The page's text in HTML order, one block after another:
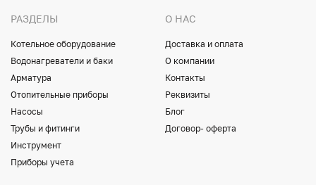
РАЗДЕЛЫ
Котельное оборудование
Водонагреватели и баки
Арматура
Отопительные приборы
Насосы
Трубы и фитинги
Инструмент
Приборы учета
О НАС
Доставка и оплата
О компании
Контакты
Реквизиты
Блог
Договор- оферта